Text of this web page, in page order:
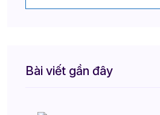
Bài viết gần đây